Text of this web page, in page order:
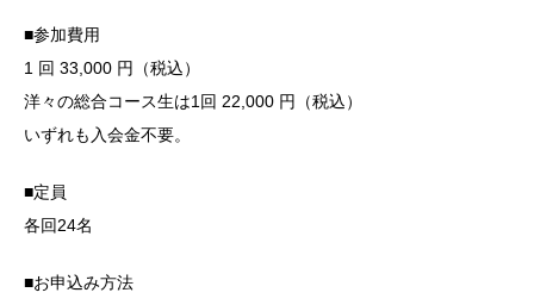
■参加費用
1 回 33,000 円（税込）
洋々の総合コース生は1回 22,000 円（税込）
いずれも入会金不要。
■定員
各回24名
■お申込み方法